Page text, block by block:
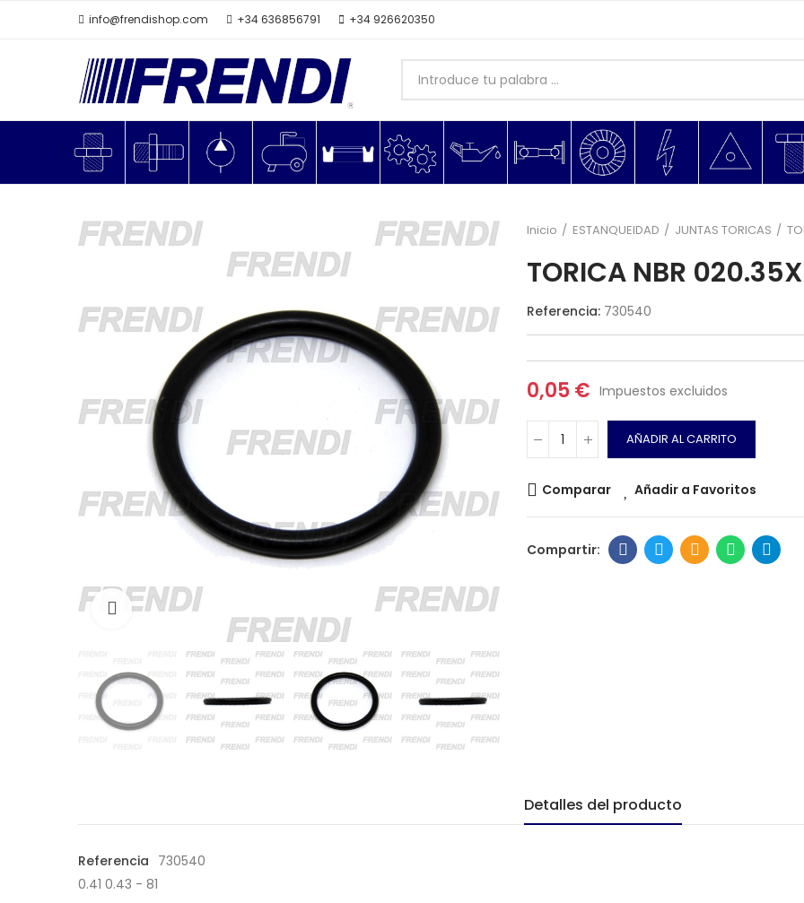
info@frendishop.com +34 636856791 +34 926620350
Click para agrandar
Inicio ESTANQUEIDAD JUNTAS TORICAS
TORICA NBR
Referencia: 730540
0,05 € Impuestos excluidos
AÑADIR AL CARRITO
Comparar Añadir a Favoritos
Detalles del producto
Referencia 730540
0.41 0.43 - 81